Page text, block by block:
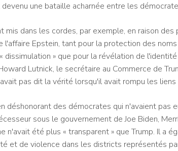
une bataille acharnée entre les
mis dans les cordes, par exemple, en raison des
l'affaire Epstein, tant pour la protection des
dissimulation » que pour la révélation de
Lutnick, le secrétaire au Commerce de
pas dit la vérité lorsqu'il avait rompu les liens
déshonorant des démocrates qui n'avaient pas
sous le gouvernement de Joe Biden,
n'avait été plus « transparent » que Trump. Il a
et de violence dans les districts représentés